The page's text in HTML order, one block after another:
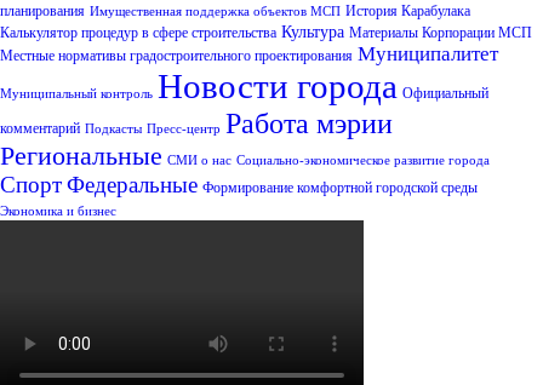
планирования Имущественная поддержка объектов МСП История Карабулака
Калькулятор процедур в сфере строительства Культура Материалы Корпорации МСП
Местные нормативы градостроительного проектирования Муниципалитет
Муниципальный контроль Новости города Официальный
комментарий Подкасты Пресс-центр Работа мэрии
Региональные СМИ о нас Социально-экономическое развитие города
СпортФедеральные Формирование комфортной городской среды
Экономика и бизнес